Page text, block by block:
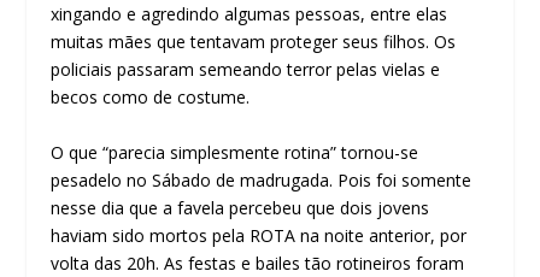
xingando e agredindo algumas pessoas, entre elas
muitas mães que tentavam proteger seus filhos. Os
policiais passaram semeando terror pelas vielas e
becos como de costume.
O que “parecia simplesmente rotina” tornou-se
pesadelo no Sábado de madrugada. Pois foi somente
nesse dia que a favela percebeu que dois jovens
haviam sido mortos pela ROTA na noite anterior, por
volta das 20h. As festas e bailes tão rotineiros foram